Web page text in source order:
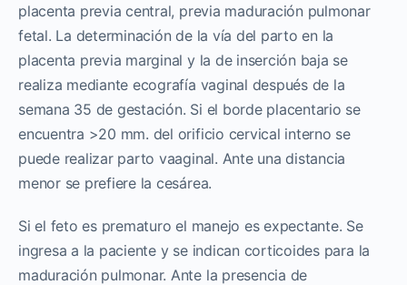
placenta previa central, previa maduración pulmonar
fetal. La determinación de la vía del parto en la
placenta previa marginal y la de inserción baja se
realiza mediante ecografía vaginal después de la
semana 35 de gestación. Si el borde placentario se
encuentra >20 mm. del orificio cervical interno se
puede realizar parto vaaginal. Ante una distancia
menor se prefiere la cesárea.
Si el feto es prematuro el manejo es expectante. Se
ingresa a la paciente y se indican corticoides para la
maduración pulmonar. Ante la presencia de